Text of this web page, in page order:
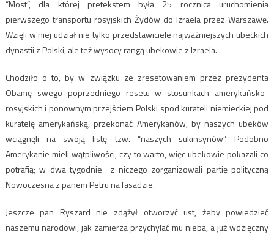
“Most”, dla której pretekstem była 25 rocznica uruchomienia
pierwszego transportu rosyjskich Żydów do Izraela przez Warszawę.
Wzięli w niej udział nie tylko przedstawiciele najważniejszych ubeckich
dynastii z Polski, ale też wysocy rangą ubekowie z Izraela.
Chodziło o to, by w związku ze zresetowaniem przez prezydenta
Obamę swego poprzedniego resetu w stosunkach amerykańsko-
rosyjskich i ponownym przejściem Polski spod kurateli niemieckiej pod
kuratelę amerykańską, przekonać Amerykanów, by naszych ubeków
wciągnęli na swoją listę tzw. “naszych sukinsynów”. Podobno
Amerykanie mieli wątpliwości, czy to warto, więc ubekowie pokazali co
potrafią; w dwa tygodnie z niczego zorganizowali partię polityczną
Nowoczesna z panem Petru na fasadzie.
Jeszcze pan Ryszard nie zdążył otworzyć ust, żeby powiedzieć
naszemu narodowi, jak zamierza przychylać mu nieba, a już wdzięczny